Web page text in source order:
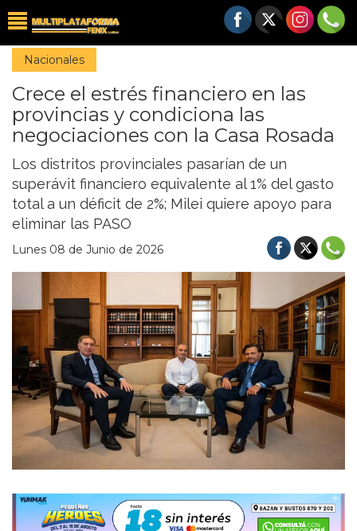
Nacionales
Crece el estrés financiero en las
provincias y condiciona las
negociaciones con la Casa Rosada
Los distritos provinciales pasarían de un
superávit financiero equivalente al 1% del gasto
total a un déficit de 2%; Milei quiere apoyo para
eliminar las PASO
Lunes 08 de Junio de 2026